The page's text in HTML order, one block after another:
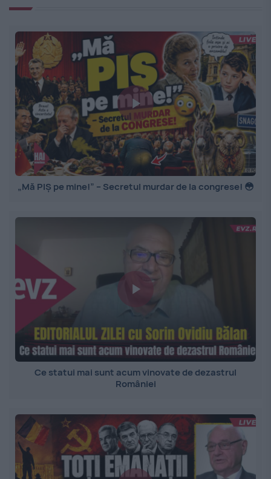
„Mă PIȘ pe mine!” – Secretul murdar de la congrese! 😳
Ce statui mai sunt acum vinovate de dezastrul
României